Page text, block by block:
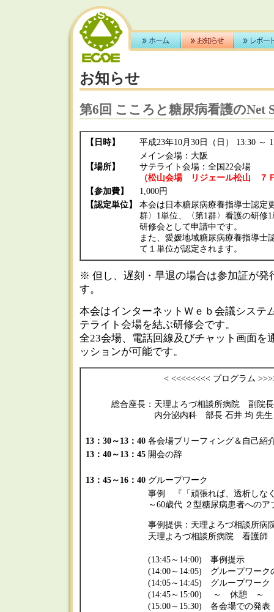
お知らせ
第6回 こころと糖尿病看護のNet
【日時】 平成23年10月30日（日） 13:30 ～
【場所】
メイン会場：大阪
サテライト会場：全国22会場
（松山会場 リジェール松山 ７
【参加費】
1,000円
【認定単位】
本会は日本糖尿病療養指導士認定
群〉1単位、〈第1群〉看護の研修
研修会として申請中です。
また、愛媛地域糖尿病療養指導士
て１単位が認定されます。
※ 但し、遅刻・早退の場合は参加証が発
す。
本会はインターネットＷｅｂ会議システ
テライト会場を結ぶ研修会です。
全23会場、電話回線及びチャット画面を
ッションが可能です。
< <<<<<<<< プログラム
総合座長：天理よろづ相談所病院 副院
内分泌内科 部長 石井 均 先生
13：30～13：40 各会場ブリーフィング＆自己紹
13：40～13：45 開会の辞
13：45～16：40 グループワーク
事例 『「頑張れば、透析しな
～60歳代 ２型糖尿病患者への
事例提供：天理よろづ相談
天理よろづ相談所病院
(13:45～14:00) 事例提示
(14:00～14:05) グループワー
(14:05～14:45) グループワーク
(14:45～15:00) ～ 休憩 ～
(15:00～15:30) 各会場での発表